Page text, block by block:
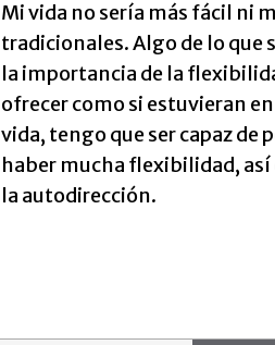
Mi vida no sería más fácil ni
tradicionales. Algo de lo que
la importancia de la
ofrecer como si estuvieran
vida, tengo que ser capaz de
haber mucha flexibilidad, así
la autodirección.